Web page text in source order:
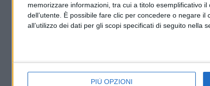
memorizzare informazioni, tra cui a titolo esemplificativo
dell’utente. È possibile fare clic per concedere o negare
all’utilizzo dei dati per gli scopi specificati di seguito nella
PIÙ OPZIONI